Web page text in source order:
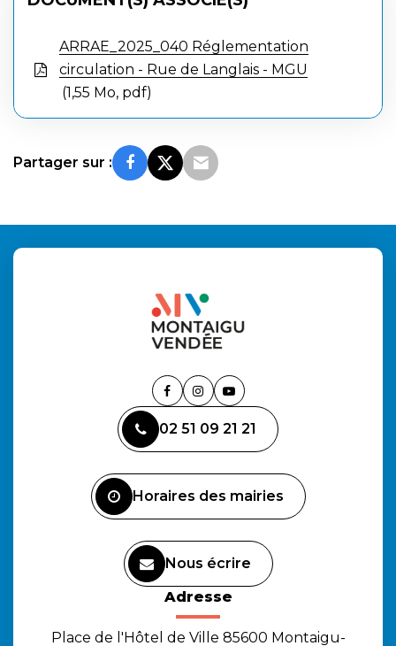
ARRAE_2025_040 Réglementation
circulation - Rue de Langlais - MGU
1,55 Mo, pdf
Partager sur :
Lien
le
compte
Lien
le
compte
Lien
la
chaîne
02 51 09 21 21
Horaires des mairies
Nous écrire
Adresse
Place de l'Hôtel de Ville 85600 Montaigu-